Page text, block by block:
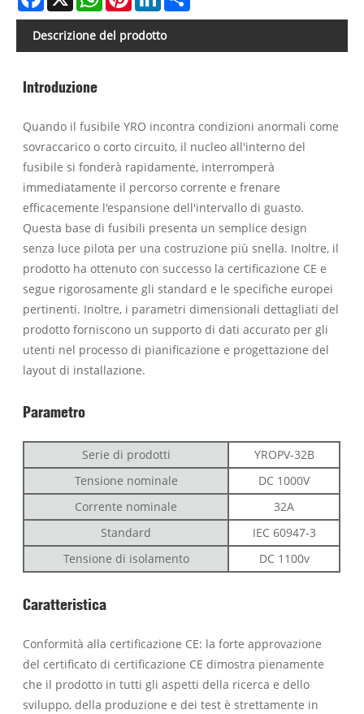
Descrizione del prodotto
Introduzione
Quando il fusibile YRO incontra condizioni anormali come
sovraccarico o corto circuito, il nucleo all'interno del
fusibile si fonderà rapidamente, interromperà
immediatamente il percorso corrente e frenare
efficacemente l'espansione dell'intervallo di guasto.
Questa base di fusibili presenta un semplice design
senza luce pilota per una costruzione più snella. Inoltre, il
prodotto ha ottenuto con successo la certificazione CE e
segue rigorosamente gli standard e le specifiche europei
pertinenti. Inoltre, i parametri dimensionali dettagliati del
prodotto forniscono un supporto di dati accurato per gli
utenti nel processo di pianificazione e progettazione del
layout di installazione.
Parametro
Serie di prodotti
YROPV-32B
Tensione nominale
DC 1000V
Corrente nominale
32A
Standard
IEC 60947-3
Tensione di isolamento
DC 1100v
Caratteristica
Conformità alla certificazione CE: la forte approvazione
del certificato di certificazione CE dimostra pienamente
che il prodotto in tutti gli aspetti della ricerca e dello
sviluppo, della produzione e dei test è strettamente in